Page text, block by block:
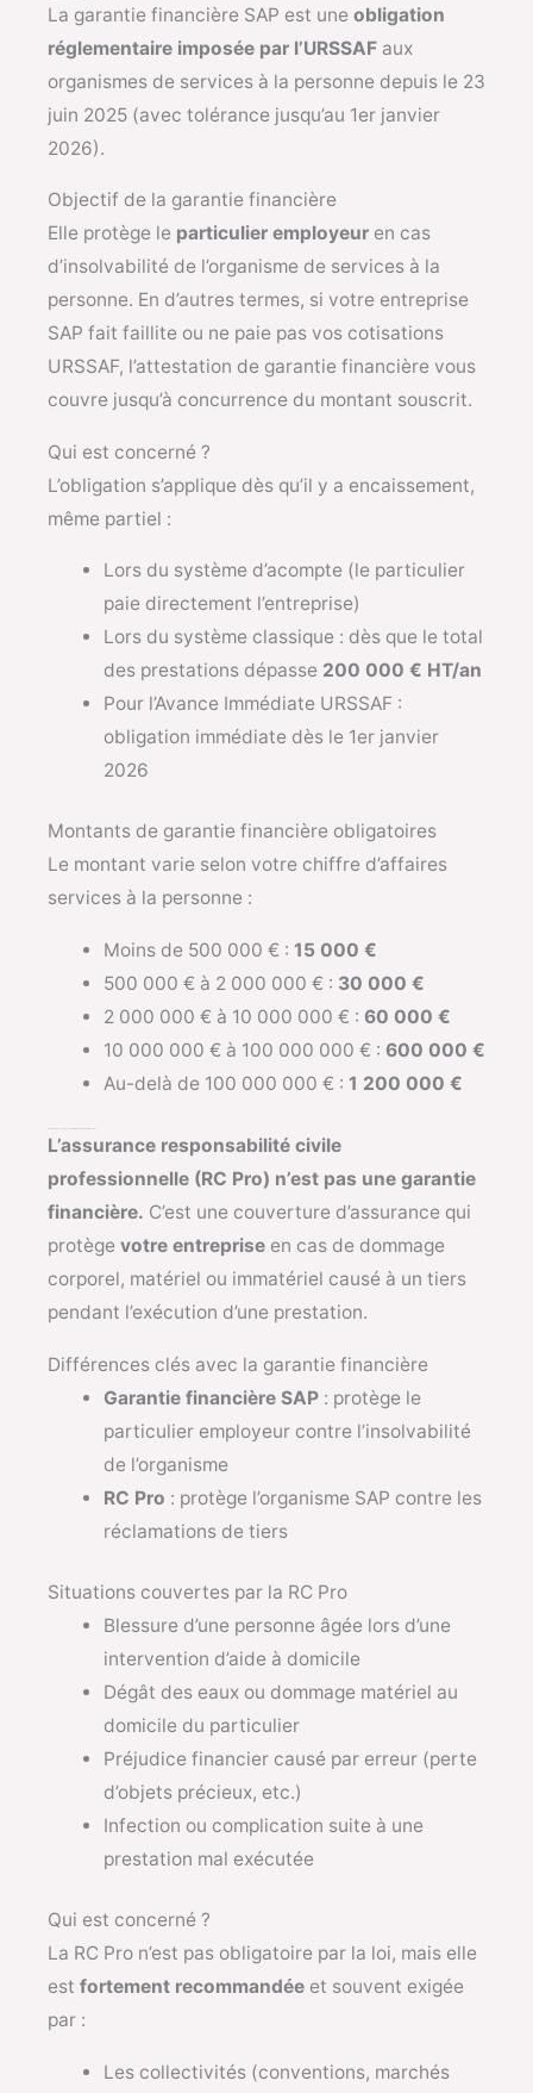
La garantie financière SAP est une obligation
réglementaire imposée par l’URSSAF aux
organismes de services à la personne depuis le 23
juin 2025 (avec tolérance jusqu’au 1er janvier
2026).
Objectif de la garantie financière
Elle protège le particulier employeur en cas
d’insolvabilité de l’organisme de services à la
personne. En d’autres termes, si votre entreprise
SAP fait faillite ou ne paie pas vos cotisations
URSSAF, l’attestation de garantie financière vous
couvre jusqu’à concurrence du montant souscrit.
Qui est concerné ?
L’obligation s’applique dès qu’il y a encaissement,
même partiel :
Lors du système d’acompte (le particulier
paie directement l’entreprise)
Lors du système classique : dès que le total
des prestations dépasse 200 000 € HT/an
Pour l’Avance Immédiate URSSAF :
obligation immédiate dès le 1er janvier
2026
Montants de garantie financière obligatoires
Le montant varie selon votre chiffre d’affaires
services à la personne :
Moins de 500 000 € : 15 000 €
500 000 € à 2 000 000 € : 30 000 €
2 000 000 € à 10 000 000 € : 60 000 €
10 000 000 € à 100 000 000 € : 600 000 €
Au-delà de 100 000 000 € : 1 200 000 €
L’assurance responsabilité civile
professionnelle (RC Pro) n’est pas une garantie
financière. C’est une couverture d’assurance qui
protège votre entreprise en cas de dommage
corporel, matériel ou immatériel causé à un tiers
pendant l’exécution d’une prestation.
Différences clés avec la garantie financière
Garantie financière SAP: protège le
particulier employeur contre l’insolvabilité
de l’organisme
RC Pro : protège l’organisme SAP contre les
réclamations de tiers
Situations couvertes par la RC Pro
Blessure d’une personne âgée lors d’une
intervention d’aide à domicile
Dégât des eaux ou dommage matériel au
domicile du particulier
Préjudice financier causé par erreur (perte
d’objets précieux, etc.)
Infection ou complication suite à une
prestation mal exécutée
Qui est concerné ?
La RC Pro n’est pas obligatoire par la loi, mais elle
est fortement recommandée et souvent exigée
par :
Les collectivités (conventions, marchés